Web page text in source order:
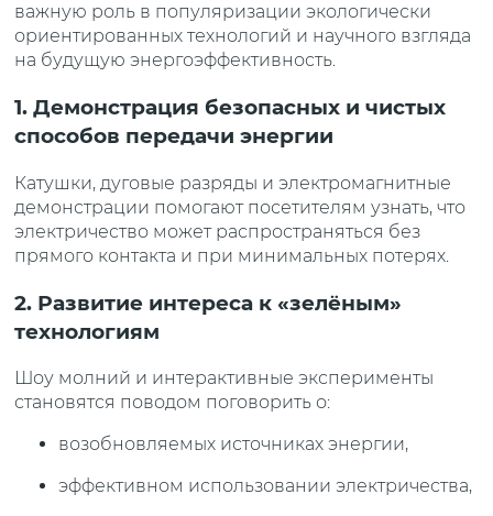
важную роль в популяризации экологически
ориентированных технологий и научного взгляда
на будущую энергоэффективность.
1. Демонстрация безопасных и чистых
способов передачи энергии
Катушки, дуговые разряды и электромагнитные
демонстрации помогают посетителям узнать, что
электричество может распространяться без
прямого контакта и при минимальных потерях.
2. Развитие интереса к «зелёным»
технологиям
Шоу молний и интерактивные эксперименты
становятся поводом поговорить о:
возобновляемых источниках энергии,
эффективном использовании электричества,